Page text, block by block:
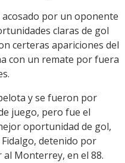
por un oponente
claras de gol
certeras apariciones del
con un remate por fuera
y se fueron por
juego, pero fue el
oportunidad de gol,
detenido por
al Monterrey, en el 88.